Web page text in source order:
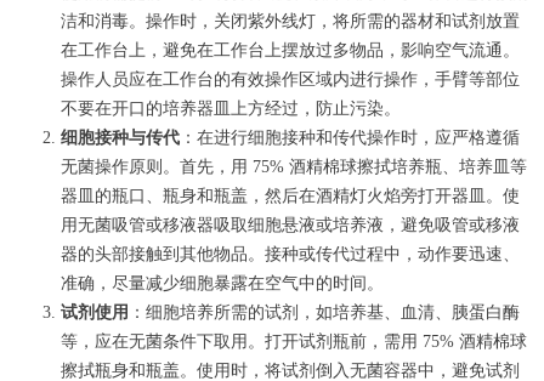
洁和消毒。操作时，关闭紫外线灯，将所需的器材和试剂放置
在工作台上，避免在工作台上摆放过多物品，影响空气流通。
操作人员应在工作台的有效操作区域内进行操作，手臂等部位
不要在开口的培养器皿上方经过，防止污染。
细胞接种与传代 ：在进行细胞接种和传代操作时，应严格遵循
无菌操作原则。首先，用 75% 酒精棉球擦拭培养瓶、培养皿等
器皿的瓶口、瓶身和瓶盖，然后在酒精灯火焰旁打开器皿。使
用无菌吸管或移液器吸取细胞悬液或培养液，避免吸管或移液
器的头部接触到其他物品。接种或传代过程中，动作要迅速、
准确，尽量减少细胞暴露在空气中的时间。
试剂使用 ：细胞培养所需的试剂，如培养基、血清、胰蛋白酶
等，应在无菌条件下取用。打开试剂瓶前，需用 75% 酒精棉球
擦拭瓶身和瓶盖。使用时，将试剂倒入无菌容器中，避免试剂